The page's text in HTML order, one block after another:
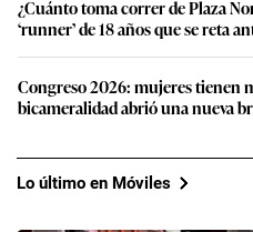
¿Cuánto toma correr de Plaza
‘runner’ de 18 años que se reta
Congreso 2026: mujeres tienen
bicameralidad abrió una nueva
Lo último en Móviles